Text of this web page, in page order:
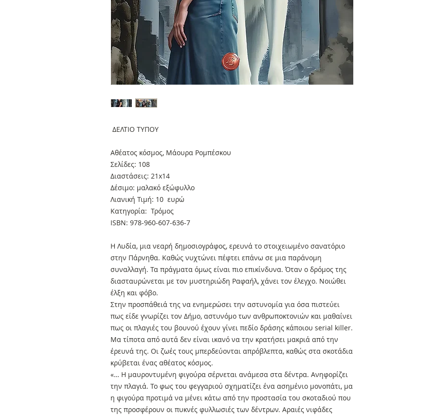
ΔΕΛΤΙΟ ΤΥΠΟΥ
Αθέατος κόσμος, Μάουρα Ρομπέσκου
Σελίδες: 108
Διαστάσεις: 21x14
Δέσιμο: μαλακό εξώφυλλο
Λιανική Τιμή: 10 ευρώ
Κατηγορία: Τρόμος
ISBN: 978-960-607-636-7
Η Λυδία, μια νεαρή δημοσιογράφος, ερευνά το στοιχειωμένο σανατόριο
στην Πάρνηθα. Καθώς νυχτώνει πέφτει επάνω σε μια παράνομη
συναλλαγή. Τα πράγματα όμως είναι πιο επικίνδυνα. Όταν ο δρόμος της
διασταυρώνεται με τον μυστηριώδη Ραφαήλ, χάνει τον έλεγχο. Νοιώθει
έλξη και φόβο.
Στην προσπάθειά της να ενημερώσει την αστυνομία για όσα πιστεύει
πως είδε γνωρίζει τον Δήμο, αστυνόμο των ανθρωποκτονιών και μαθαίνει
πως οι πλαγιές του βουνού έχουν γίνει πεδίο δράσης κάποιου serial killer.
Μα τίποτα από αυτά δεν είναι ικανό να την κρατήσει μακριά από την
έρευνά της. Οι ζωές τους μπερδεύονται απρόβλεπτα, καθώς στα σκοτάδια
κρύβεται ένας αθέατος κόσμος.
«… Η μαυροντυμένη φιγούρα σέρνεται ανάμεσα στα δέντρα. Ανηφορίζει
την πλαγιά. Το φως του φεγγαριού σχηματίζει ένα ασημένιο μονοπάτι, μα
η φιγούρα προτιμά να μένει κάτω από την προστασία του σκοταδιού που
της προσφέρουν οι πυκνές φυλλωσιές των δέντρων. Αραιές νιφάδες